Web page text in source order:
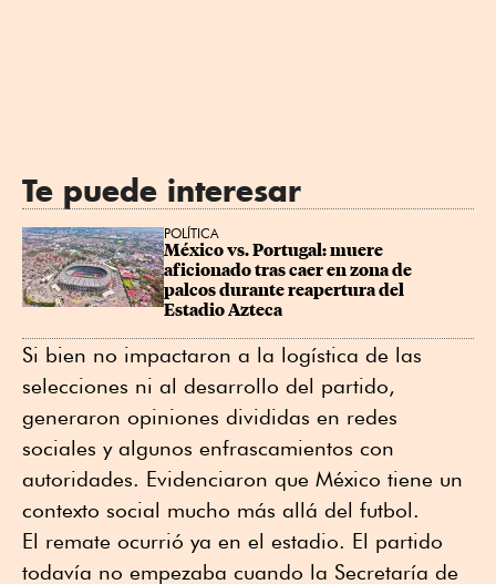
Te puede interesar
POLÍTICA
México vs. Portugal: muere
aficionado tras caer en zona de
palcos durante reapertura del
Estadio Azteca
Si bien no impactaron a la logística de las
selecciones ni al desarrollo del partido,
generaron opiniones divididas en redes
sociales y algunos enfrascamientos con
autoridades. Evidenciaron que México tiene un
contexto social mucho más allá del futbol.
El remate ocurrió ya en el estadio. El partido
todavía no empezaba cuando la Secretaría de